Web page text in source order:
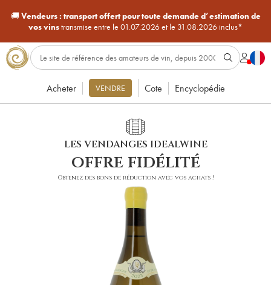
🚚Vendeurs : transport offert pour toute demande d’estimation de
vos vinstransmise entre le 01.07.2026 et le 31.08.2026 inclus*
Acheter VENDRE Cote Encyclopédie
LES VENDANGES IDEALWINE
offre fidélité
Obtenez des bons de réduction avec vos achats !